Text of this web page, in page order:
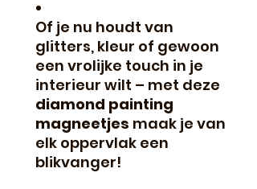
Of je nu houdt van
glitters, kleur of gewoon
een vrolijke touch in je
interieur wilt – met deze
diamond painting
magneetjes maak je van
elk oppervlak een
blikvanger!